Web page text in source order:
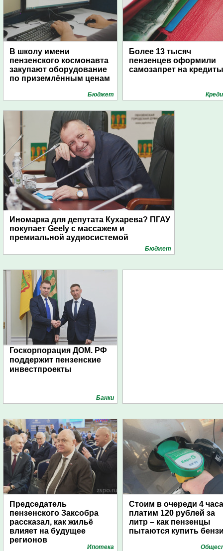
В школу имени
пензенского космонавта
закупают оборудование
по приземлённым ценам
Бюджет
Более 13 тысяч
пензенцев оформили
самозапрет на кредиты
Иномарка для депутата Кухарева? ПГАУ
покупает Geely с массажем и
премиальной аудиосистемой
Бюджет
Госкорпорация ДОМ. РФ
поддержит пензенские
инвестпроекты
Банки
Председатель
пензенского Заксобра
рассказал, как жильё
влияет на будущее
регионов
Ипотека
Стоим в очереди 4
платим 120 рублей за
литр – как пензенцы
пытаются купить